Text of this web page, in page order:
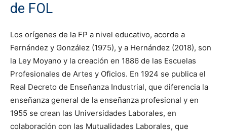
de FOL
Los orígenes de la FP a nivel educativo, acorde a
Fernández y González (1975), y a Hernández (2018), son
la Ley Moyano y la creación en 1886 de las Escuelas
Profesionales de Artes y Oficios. En 1924 se publica el
Real Decreto de Enseñanza Industrial, que diferencia la
enseñanza general de la enseñanza profesional y en
1955 se crean las Universidades Laborales, en
colaboración con las Mutualidades Laborales, que